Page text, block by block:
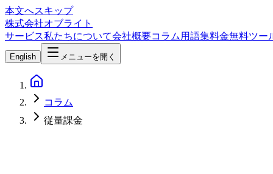
本文へスキップ
株式会社オブライト
サービス私たちについて会社概要コラム 用語集料金無料ツー
English メニューを開く
コラム
従量課金